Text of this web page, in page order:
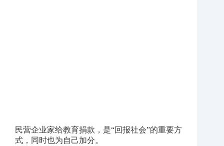
民营企业家给教育捐款，是“回报社会”的重要方
式，同时也为自己加分。